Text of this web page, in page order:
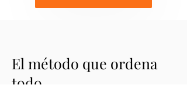
El método que ordena
todo